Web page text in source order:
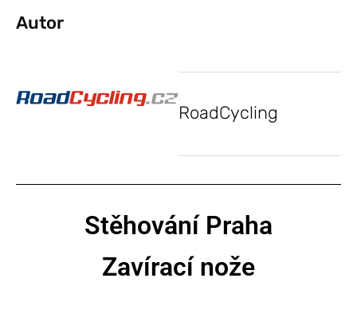
Autor
RoadCycling
Stěhování Praha
Zavírací nože